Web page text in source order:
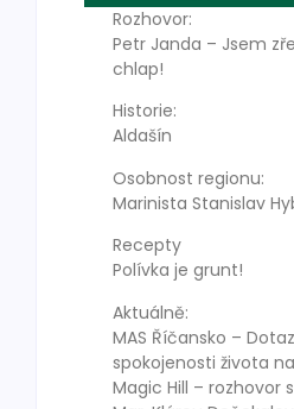
Rozhovor:
Petr Janda – Jsem
chlap!
Historie:
Aldašín
Osobnost regionu:
Marinista Stanislav
Recepty
Polívka je grunt!
Aktuálně:
MAS Říčansko –
spokojenosti života
Magic Hill – rozhovor